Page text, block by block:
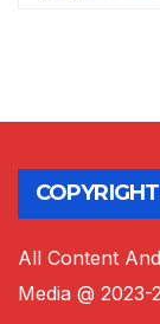
COPYRIGHT
All Content
Media @ 2023-